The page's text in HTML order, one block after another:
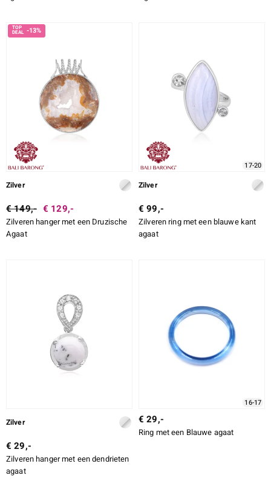
-13%
Zilver
€ 149,- € 129,-
Zilveren hanger met een Druzische
Agaat
17-20
Zilver
€ 99,-
Zilveren ring met een blauwe kant
agaat
Zilver
€ 29,-
Zilveren hanger met een dendrieten
agaat
16-17
€ 29,-
Ring met een Blauwe agaat